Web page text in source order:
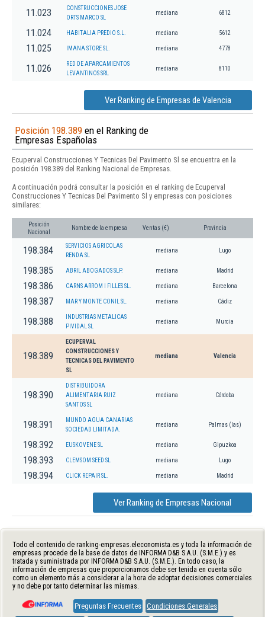
11.023
CONSTRUCCIONES JOSE
ORTS MARCO SL
mediana 6812
11.024 HABITALIA PREDIO S.L. mediana 5612
11.025 IMANA STORE SL. mediana 4778
11.026
RED DE APARCAMIENTOS
LEVANTINOS SRL
mediana 8110
Ver Ranking de Empresas de Valencia
Posición 198.389 en el Ranking de
Empresas Españolas
Ecuperval Construcciones Y Tecnicas Del Pavimento Sl se encuentra en la
posición 198.389 del Ranking Nacional de Empresas.
A continuación podrá consultar la posición en el ranking de Ecuperval
Construcciones Y Tecnicas Del Pavimento Sl y empresas con posiciones
similares:
Posición
Nacional
Nombre de la empresa Ventas (€) Provincia
198.384
SERVICIOS AGRICOLAS
RENDA SL
mediana Lugo
198.385 ABRIL ABOGADOS SLP. mediana Madrid
198.386 CARNS ARROM I FILLES SL. mediana Barcelona
198.387 MAR Y MONTE CONIL SL. mediana Cádiz
198.388
INDUSTRIAS METALICAS
PIVIDAL SL
mediana Murcia
198.389
ECUPERVAL
CONSTRUCCIONES Y
TECNICAS DEL PAVIMENTO
SL
mediana Valencia
198.390
DISTRIBUIDORA
ALIMENTARIA RUIZ
SANTOS SL
mediana Córdoba
198.391
MUNDO AGUA CANARIAS
SOCIEDAD LIMITADA.
mediana Palmas (las)
198.392 EUSKOVENE SL mediana Gipuzkoa
198.393 CLEMSOM SEED SL mediana Lugo
198.394 CLICK REPAIR SL. mediana Madrid
Ver Ranking de Empresas Nacional
Todo el contenido de ranking-empresas.eleconomista.es y toda la información de
empresas procede de la base de datos de INFORMA D&B S.A.U. (S.M.E.) y es
tratada y suministrada por INFORMA D&B S.A.U. (S.M.E.). En todo caso, la
información de empresas que proporcionamos debe ser tenida en cuenta sólo
como un elemento más a considerar a la hora de adoptar decisiones comerciales
y no debe por tanto determinar las mismas.
Preguntas Frecuentes Condiciones Generales